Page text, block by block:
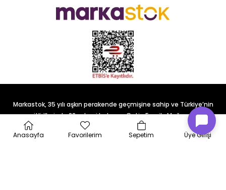
Markastok, 35 yılı aşkın perakende geçmişine sahip ve Türkiye’nin
çeşitli illerinde 22 şubesi bulunan Çetin Family Mağazacılık
tarafından kurulmuştur.
Anasayfa
Favorilerim Sepetim Üye Girişi